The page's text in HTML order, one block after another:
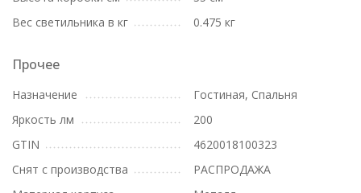
Вес светильника в кг
0.475 кг
Прочее
Назначение
Гостиная, Спальня
Яркость лм
200
GTIN
4620018100323
Снят с производства
РАСПРОДАЖА